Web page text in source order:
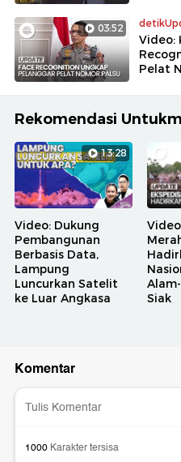
03:52
Video:
Pelat
Rekomendasi
13:28
Video: Dukung
Pembangunan
Berbasis Data,
Lampung
Luncurkan Satelit
ke Luar Angkasa
Siak